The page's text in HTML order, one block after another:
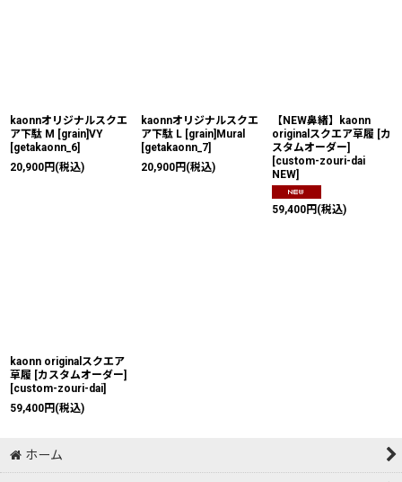
kaonnオリジナルスクエ
ア下駄 M [grain]VY
[getakaonn_6]
20,900円 (税込)
kaonnオリジナルスクエ
ア下駄 L [grain]Mural
[getakaonn_7]
20,900円 (税込)
【NEW鼻緒】kaonn
originalスクエア草履 [カ
スタムオーダー]
[custom-zouri-dai
NEW]
59,400円 (税込)
kaonn originalスクエア
草履 [カスタムオーダー]
[custom-zouri-dai]
59,400円 (税込)
ホーム